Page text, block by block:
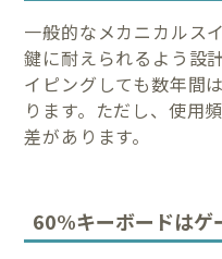
一般的なメカニカルス
鍵に耐えられるよう設
イピングしても数年間
ります。ただし、使用
差があります。
60%キーボードはゲ